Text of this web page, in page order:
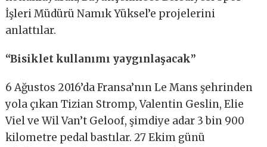
İşleri Müdürü Namık Yüksel’e projelerini
anlattılar.
“Bisiklet kullanımı yaygınlaşacak”
6 Ağustos 2016’da Fransa’nın Le Mans şehrinden
yola çıkan Tizian Stromp, Valentin Geslin, Elie
Viel ve Wil Van’t Geloof, şimdiye adar 3 bin 900
kilometre pedal bastılar. 27 Ekim günü